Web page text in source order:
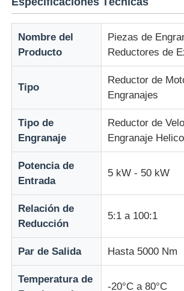
Controlador PLC
Dispositivo de Arranque Suave
Motor de las articulaciones del robot
Interfaz de máquina humana
reductor del engranaje
SERVOMOTOR DE CA
Nombre del
Producto
Piezas de
Reductores de
Tipo
Reductor de
Engranajes
Tipo de
Engranaje
Reductor de
Engranaje
Potencia de
Entrada
5 kW - 50 kW
Relación de
Reducción
5:1 a 100:1
Par de Salida Hasta 5000 Nm
Temperatura de
-20°C a 80°C